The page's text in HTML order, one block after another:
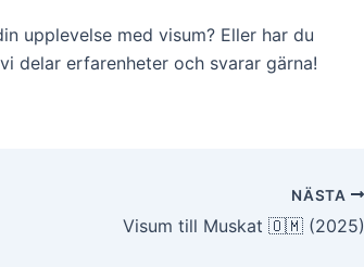
upplevelse med visum? Eller har du
delar erfarenheter och svarar gärna!
NÄSTA
Visum till Muskat 🇴🇲 (2025)